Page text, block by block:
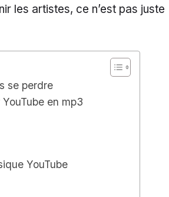
les artistes, ce n’est pas juste
se perdre
en mp3
YouTube